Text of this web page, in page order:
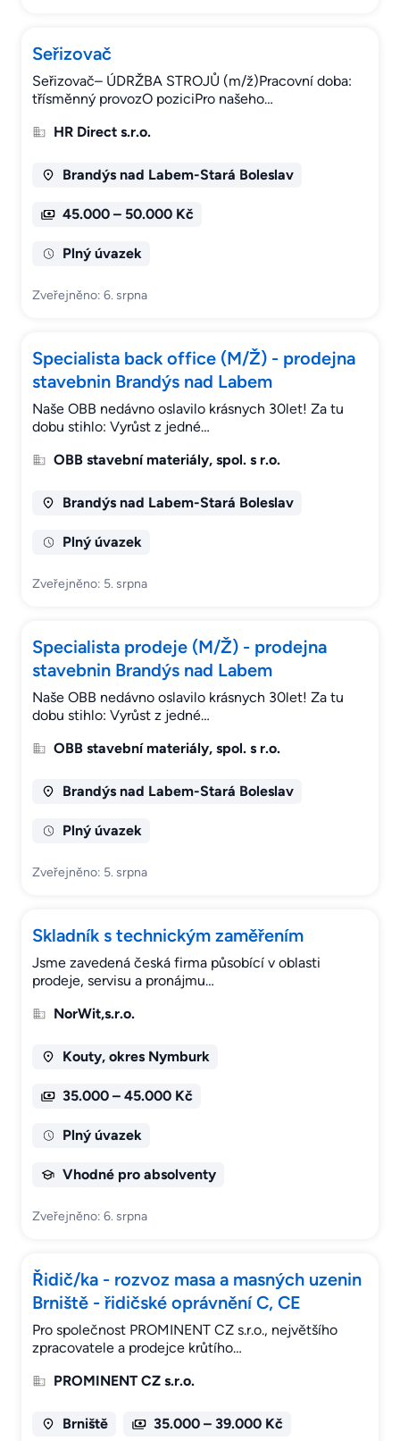
Seřizovač
Seřizovač– ÚDRŽBA STROJŮ (m/ž)Pracovní doba:
třísměnný provozO poziciPro našeho…
HR Direct s.r.o.
Brandýs nad Labem-Stará Boleslav
45.000 – 50.000 Kč
Plný úvazek
Zveřejněno: 6. srpna
Specialista back office (M/Ž) - prodejna
stavebnin Brandýs nad Labem
Naše OBB nedávno oslavilo krásnych 30let! Za tu
dobu stihlo: Vyrůst z jedné…
OBB stavební materiály, spol. s r.o.
Brandýs nad Labem-Stará Boleslav
Plný úvazek
Zveřejněno: 5. srpna
Specialista prodeje (M/Ž) - prodejna
stavebnin Brandýs nad Labem
Naše OBB nedávno oslavilo krásnych 30let! Za tu
dobu stihlo: Vyrůst z jedné…
OBB stavební materiály, spol. s r.o.
Brandýs nad Labem-Stará Boleslav
Plný úvazek
Zveřejněno: 5. srpna
Skladník s technickým zaměřením
Jsme zavedená česká firma působící v oblasti
prodeje, servisu a pronájmu…
NorWit,s.r.o.
Kouty, okres Nymburk
35.000 – 45.000 Kč
Plný úvazek
Vhodné pro absolventy
Zveřejněno: 6. srpna
Řidič/ka - rozvoz masa a masných uzenin
Brniště - řidičské oprávnění C, CE
Pro společnost PROMINENT CZ s.r.o., největšího
zpracovatele a prodejce krůtího…
PROMINENT CZ s.r.o.
Brniště 35.000 – 39.000 Kč